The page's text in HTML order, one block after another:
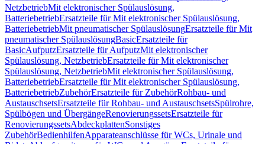
NetzbetriebMit elektronischer Spülauslösung,
BatteriebetriebErsatzteile für Mit elektronischer Spülauslösung,
BatteriebetriebMit pneumatischer SpülauslösungErsatzteile für Mit
pneumatischer SpülauslösungBasicErsatzteile für
BasicAufputzErsatzteile für AufputzMit elektronischer
Spülauslösung, NetzbetriebErsatzteile für Mit elektronischer
Spülauslösung, NetzbetriebMit elektronischer Spülauslösung,
BatteriebetriebErsatzteile für Mit elektronischer Spülauslösung,
BatteriebetriebZubehörErsatzteile für ZubehörRohbau- und
AustauschsetsErsatzteile für Rohbau- und AustauschsetsSpülrohre,
Spülbögen und ÜbergängeRenovierungssetsErsatzteile für
RenovierungssetsAbdeckplattenSonstiges
ZubehörBedienhilfenApparateanschlüsse für WCs, Urinale und